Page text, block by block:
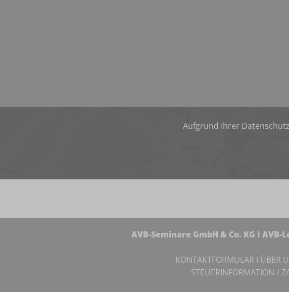
Aufgrund Ihrer
AVB-Seminare GmbH & Co. KG I AVB-
KONTAKTFORMULAR I ÜBER
STEUERINFORMATION /